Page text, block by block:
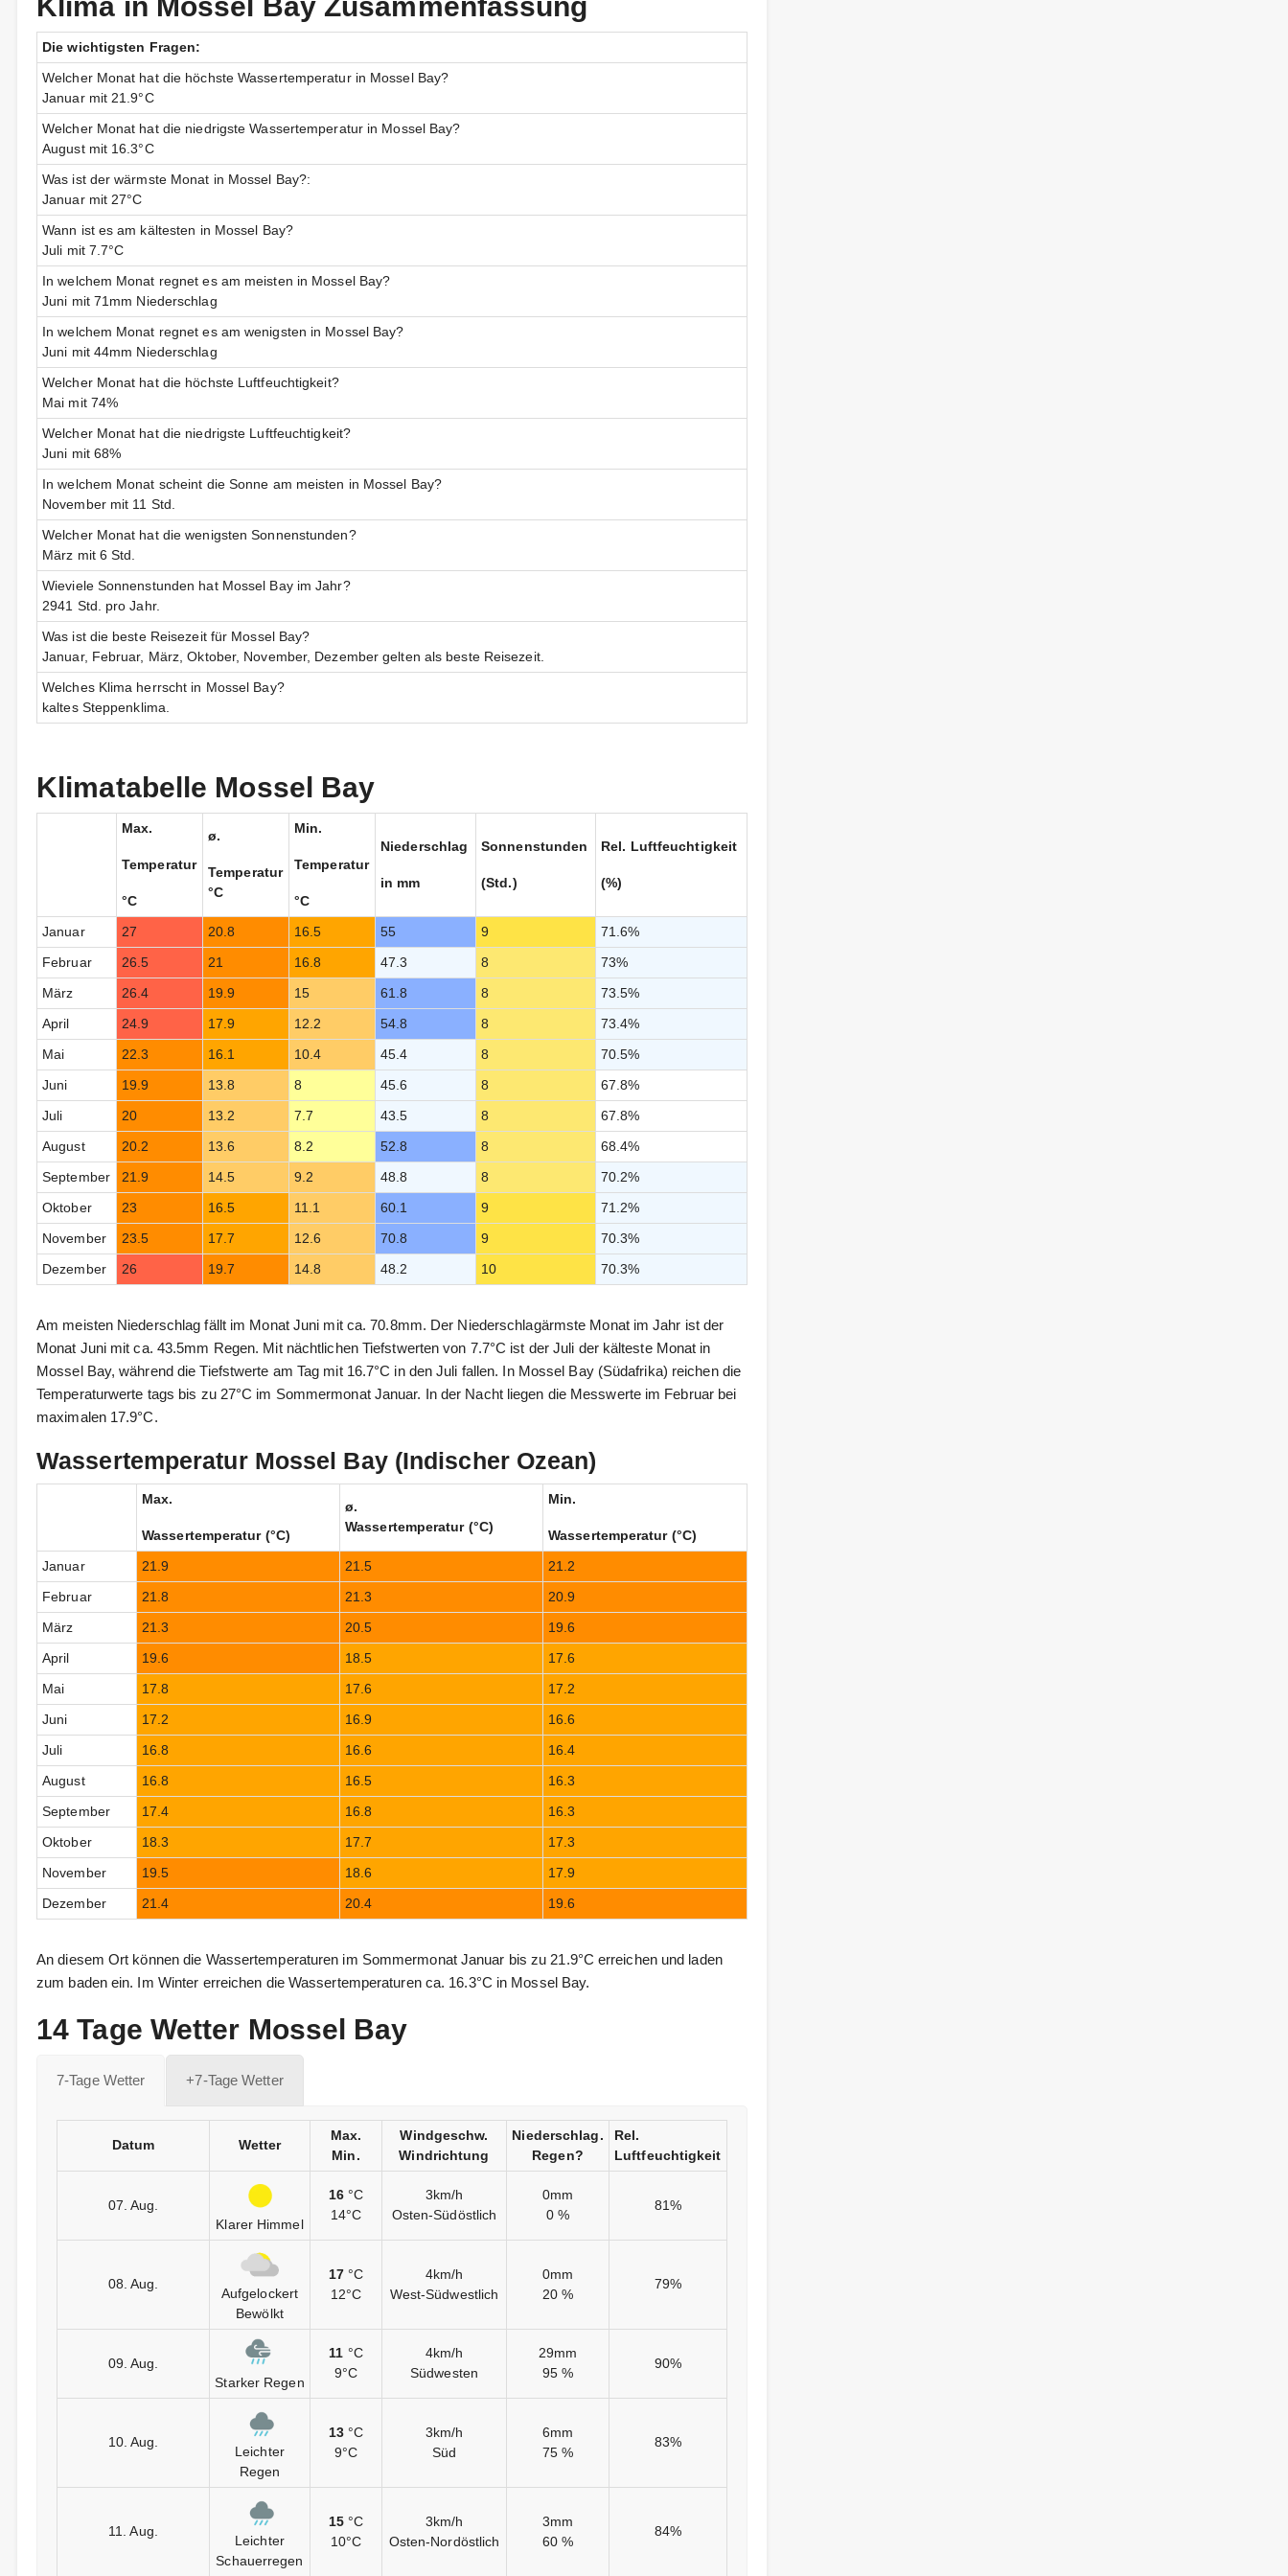
Klima in Mossel Bay Zusammenfassung
Die wichtigsten Fragen:
Welcher Monat hat die höchste Wassertemperatur in Mossel Bay?
Januar mit 21.9°C
Welcher Monat hat die niedrigste Wassertemperatur in Mossel Bay?
August mit 16.3°C
Was ist der wärmste Monat in Mossel Bay?:
Januar mit 27°C
Wann ist es am kältesten in Mossel Bay?
Juli mit 7.7°C
In welchem Monat regnet es am meisten in Mossel Bay?
Juni mit 71mm Niederschlag
In welchem Monat regnet es am wenigsten in Mossel Bay?
Juni mit 44mm Niederschlag
Welcher Monat hat die höchste Luftfeuchtigkeit?
Mai mit 74%
Welcher Monat hat die niedrigste Luftfeuchtigkeit?
Juni mit 68%
In welchem Monat scheint die Sonne am meisten in Mossel Bay?
November mit 11 Std.
Welcher Monat hat die wenigsten Sonnenstunden?
März mit 6 Std.
Wieviele Sonnenstunden hat Mossel Bay im Jahr?
2941 Std. pro Jahr.
Was ist die beste Reisezeit für Mossel Bay?
Januar, Februar, März, Oktober, November, Dezember gelten als beste Reisezeit.
Welches Klima herrscht in Mossel Bay?
kaltes Steppenklima.
Klimatabelle Mossel Bay
Max.
Temperatur
°C
ø.
Temperatur
°C
Min.
Temperatur
°C
Niederschlag
in mm
Sonnenstunden
(Std.)
Rel. Luftfeuchtigkeit
(%)
Januar 27 20.8 16.5 55 9 71.6%
Februar 26.5 21 16.8 47.3 8 73%
März 26.4 19.9 15 61.8 8 73.5%
April 24.9 17.9 12.2 54.8 8 73.4%
Mai 22.3 16.1 10.4 45.4 8 70.5%
Juni 19.9 13.8 8 45.6 8 67.8%
Juli 20 13.2 7.7 43.5 8 67.8%
August 20.2 13.6 8.2 52.8 8 68.4%
September 21.9 14.5 9.2 48.8 8 70.2%
Oktober 23 16.5 11.1 60.1 9 71.2%
November 23.5 17.7 12.6 70.8 9 70.3%
Dezember 26 19.7 14.8 48.2 10 70.3%
Am meisten Niederschlag fällt im Monat Juni mit ca. 70.8mm. Der Niederschlagärmste Monat im Jahr ist der
Monat Juni mit ca. 43.5mm Regen. Mit nächtlichen Tiefstwerten von 7.7°C ist der Juli der kälteste Monat in
Mossel Bay, während die Tiefstwerte am Tag mit 16.7°C in den Juli fallen. In Mossel Bay (Südafrika) reichen die
Temperaturwerte tags bis zu 27°C im Sommermonat Januar. In der Nacht liegen die Messwerte im Februar bei
maximalen 17.9°C.
Wassertemperatur Mossel Bay (Indischer Ozean)
Max.
Wassertemperatur (°C)
ø.
Wassertemperatur (°C)
Min.
Wassertemperatur (°C)
Januar 21.9 21.5 21.2
Februar 21.8 21.3 20.9
März 21.3 20.5 19.6
April 19.6 18.5 17.6
Mai 17.8 17.6 17.2
Juni 17.2 16.9 16.6
Juli 16.8 16.6 16.4
August 16.8 16.5 16.3
September 17.4 16.8 16.3
Oktober 18.3 17.7 17.3
November 19.5 18.6 17.9
Dezember 21.4 20.4 19.6
An diesem Ort können die Wassertemperaturen im Sommermonat Januar bis zu 21.9°C erreichen und laden
zum baden ein. Im Winter erreichen die Wassertemperaturen ca. 16.3°C in Mossel Bay.
14 Tage Wetter Mossel Bay
7-Tage Wetter +7-Tage Wetter
Datum Wetter
Max.
Min.
Windgeschw.
Windrichtung
Niederschlag.
Regen?
Rel.
Luftfeuchtigkeit
07. Aug.
Klarer Himmel
16 °C
14°C
3km/h
Osten-Südöstlich
0mm
0 %
81%
08. Aug.
Aufgelockert
Bewölkt
17 °C
12°C
4km/h
West-Südwestlich
0mm
20 %
79%
09. Aug.
Starker Regen
11 °C
9°C
4km/h
Südwesten
29mm
95 %
90%
10. Aug.
Leichter
Regen
13 °C
9°C
3km/h
Süd
6mm
75 %
83%
11. Aug.
Leichter
Schauerregen
15 °C
10°C
3km/h
Osten-Nordöstlich
3mm
60 %
84%